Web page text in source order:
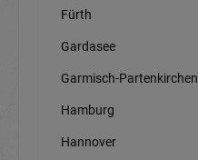
Fürth
Gardasee
Garmisch-Partenkirchen
Hamburg
Hannover